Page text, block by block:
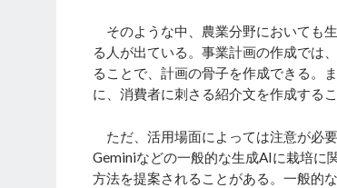
そのような中、農業分野においても
る人が出ている。事業計画の作成では
ることで、計画の骨子を作成できる。
に、消費者に刺さる紹介文を作成する
ただ、活用場面によっては注意が必
Geminiなどの一般的な生成AIに栽培に
方法を提案されることがある。一般的